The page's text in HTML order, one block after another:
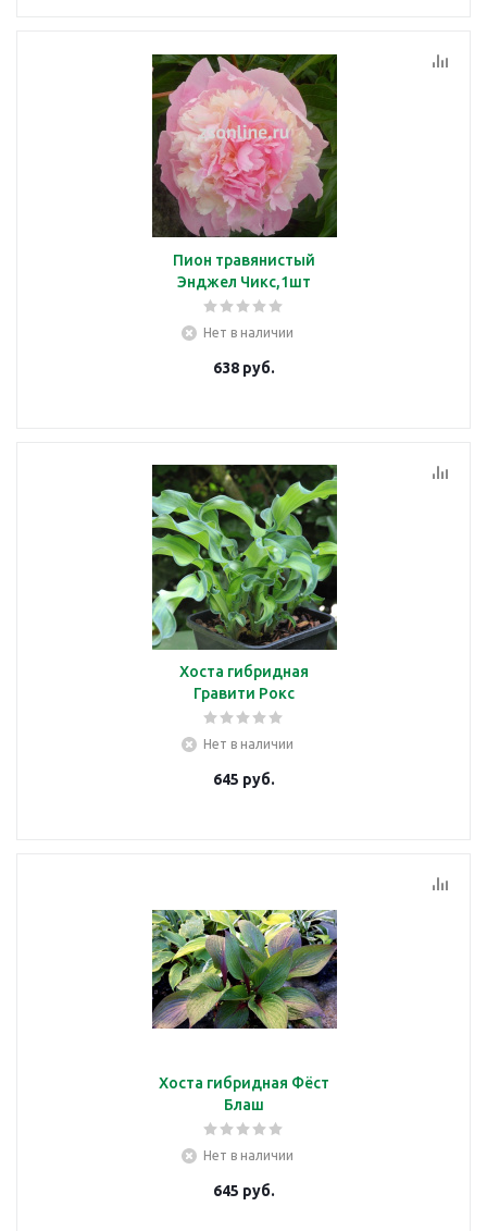
Пион травянистый
Энджел Чикс,1шт
Нет в наличии
638 руб.
Хоста гибридная
Гравити Рокс
Нет в наличии
645 руб.
Хоста гибридная Фёст
Блаш
Нет в наличии
645 руб.